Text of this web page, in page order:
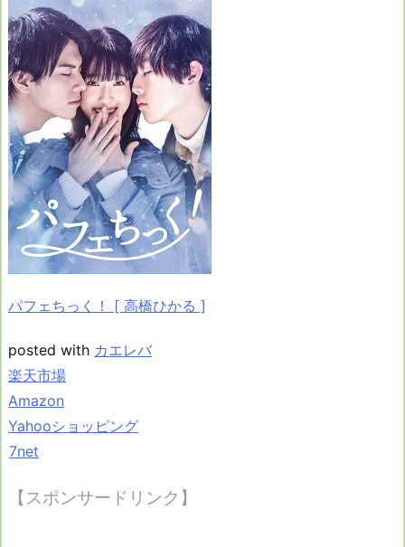
パフェちっく！ [ 高橋ひかる ]
posted with カエレバ
楽天市場
Amazon
Yahooショッピング
7net
【スポンサードリンク】